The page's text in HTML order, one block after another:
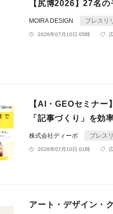
【尻博2026】27名
MOIRA DESIGN プレスリ
2026年07月10日 05時
【AI・GEOセミナ
「記事づくり」を効
株式会社ディーボ プレス
2026年07月10日 01時
アート・デザイン・